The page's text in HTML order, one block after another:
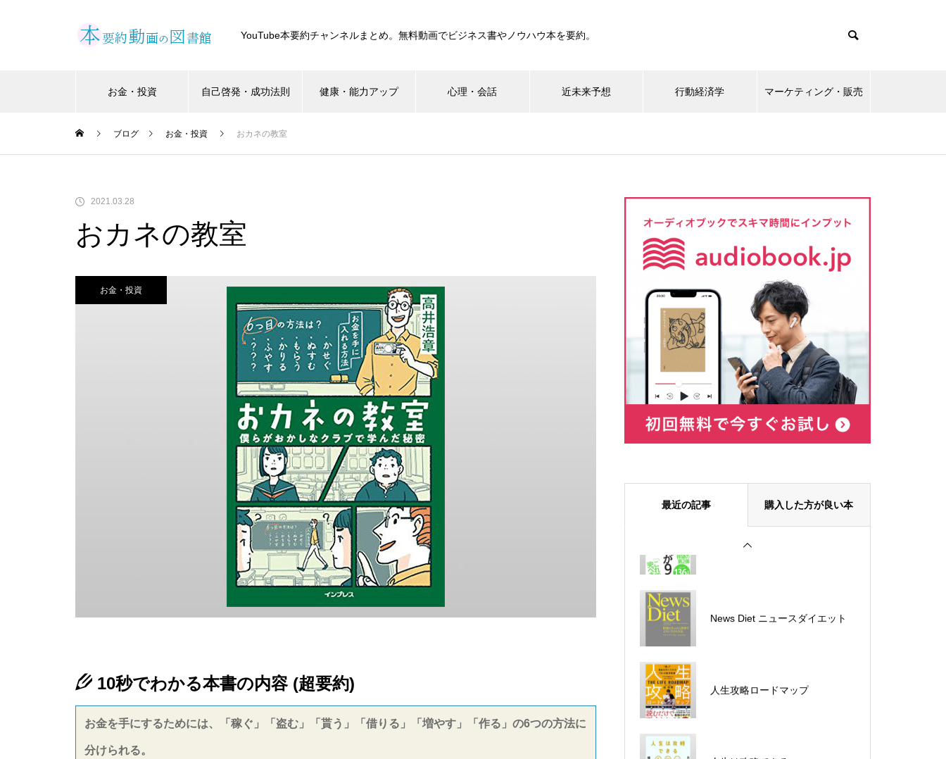
YouTube本要約チャンネルまとめ。無料動画でビジネス書やノウハウ本を要約。
お金・投資 自己啓発・成功法則 健康・能力アップ 心理・会話 近未来予想 行動経済学 マーケティング・販売
ブログ お金・投資 おカネの教室
2021.03.28
おカネの教室
お金・投資
10秒でわかる本書の内容 (超要約)
お金を手にするためには、「稼ぐ」「盗む」「貰う」「借りる」「増やす」「作る」の6つの方法に
分けられる。
最近の記事 購入した方が良い本
ビジネスで圧勝できる脳科学
超雑談力
10倍売れるWebコピーライティ
ング ーコンバージョン率平均4.9
2%を稼ぐランディングページの
作り方
日本の真相！知らないと「殺さ
れる！！」
脳と体が若くなる断食力